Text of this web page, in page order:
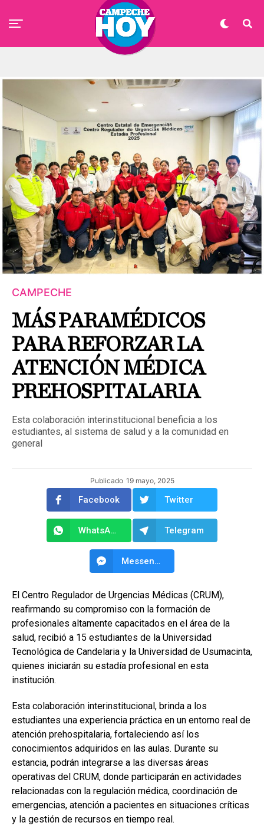
CAMPECHE
MÁS PARAMÉDICOS
PARA REFORZAR LA
ATENCIÓN MÉDICA
PREHOSPITALARIA
Esta colaboración interinstitucional beneficia a los
estudiantes, al sistema de salud y a la comunidad en
general
Publicado 19 mayo, 2025
Facebook Twitter
WhatsApp Telegram
Messenger
El Centro Regulador de Urgencias Médicas (CRUM),
reafirmando su compromiso con la formación de
profesionales altamente capacitados en el área de la
salud, recibió a 15 estudiantes de la Universidad
Tecnológica de Candelaria y la Universidad de Usumacinta,
quienes iniciarán su estadía profesional en esta
institución.
Esta colaboración interinstitucional, brinda a los
estudiantes una experiencia práctica en un entorno real de
atención prehospitalaria, fortaleciendo así los
conocimientos adquiridos en las aulas. Durante su
estancia, podrán integrarse a las diversas áreas
operativas del CRUM, donde participarán en actividades
relacionadas con la regulación médica, coordinación de
emergencias, atención a pacientes en situaciones críticas
y la gestión de recursos en tiempo real.